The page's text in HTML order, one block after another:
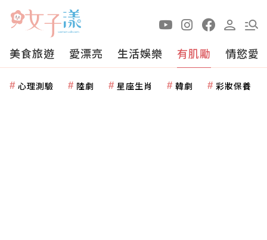
美食旅遊 愛漂亮 生活娛樂 有肌勵 情慾愛
心理測驗 陸劇 星座生肖 韓劇 彩妝保養